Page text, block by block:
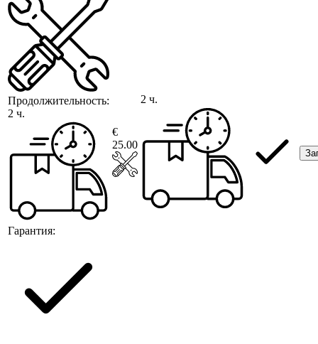
Продолжительность:
2 ч.
Гарантия:
€
25.00
2 ч.